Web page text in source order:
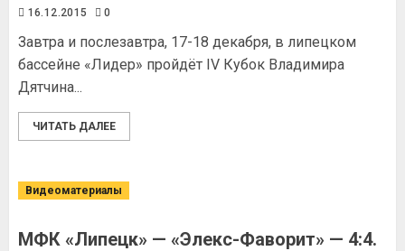
16.12.2015 0
Завтра и послезавтра, 17-18 декабря, в липецком
бассейне «Лидер» пройдёт IV Кубок Владимира
Дятчина...
ЧИТАТЬ ДАЛЕЕ
Видеоматериалы
МФК «Липецк» — «Элекс-Фаворит» — 4:4.